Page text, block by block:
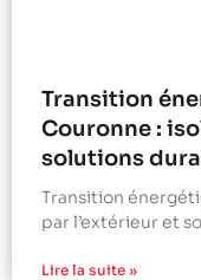
Transition
Couronne :
solutions
Transition
par l’extérieur et
Lire la suite »